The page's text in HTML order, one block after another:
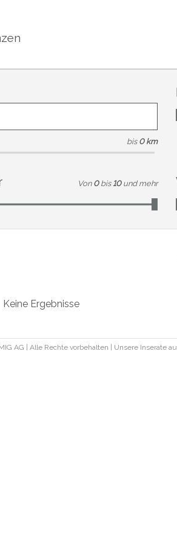
bis 0 km
Von 0 bis 10 und mehr
Keine Ergebnisse
AG | Alle Rechte vorbehalten | Unsere Inserate